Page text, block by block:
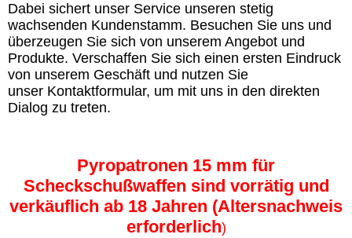
Dabei sichert unser Service unseren stetig
wachsenden Kundenstamm. Besuchen Sie uns und
überzeugen Sie sich von unserem Angebot und
Produkte. Verschaffen Sie sich einen ersten Eindruck
von unserem Geschäft und nutzen Sie
unser Kontaktformular, um mit uns in den direkten
Dialog zu treten.
Pyropatronen 15 mm für
Scheckschußwaffen sind vorrätig und
verkäuflich ab 18 Jahren (Altersnachweis
erforderlich)